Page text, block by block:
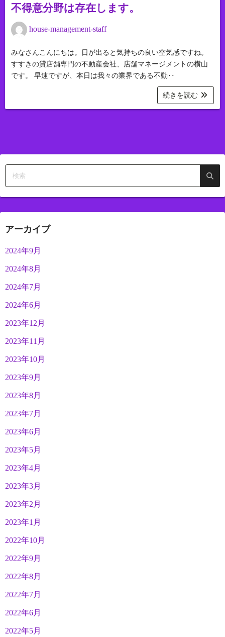
不得意分野は存在します。
house-management-staff
みなさんこんにちは。日が出ると気持ちの良い空気感ですね。
すすきの貸店舗専門の不動産会社、店舗マネージメントの横山
です。 早速ですが、本日は我々の業界である不動‥
続きを読む
アーカイブ
2024年9月
2024年8月
2024年7月
2024年6月
2023年12月
2023年11月
2023年10月
2023年9月
2023年8月
2023年7月
2023年6月
2023年5月
2023年4月
2023年3月
2023年2月
2023年1月
2022年10月
2022年9月
2022年8月
2022年7月
2022年6月
2022年5月